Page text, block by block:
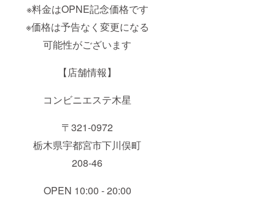
※料金はOPNE記念価格です
※価格は予告なく変更になる
可能性がございます
【店舗情報】
コンビニエステ木星
〒321-0972
栃木県宇都宮市下川俣町
208-46
OPEN 10:00 - 20:00